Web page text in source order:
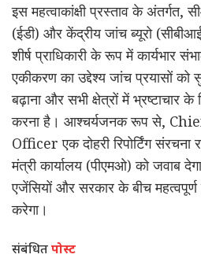
इस महत्वाकांक्षी प्रस्ताव के अंतर्गत,
(ईडी) और केंद्रीय जांच ब्यूरो
शीर्ष प्राधिकारी के रूप में कार्यभार
एकीकरण का उद्देश्य जांच प्रयासों को
बढ़ाना और सभी क्षेत्रों में भ्रष्टाचार
करना है। आश्चर्यजनक रूप से,
Officer एक दोहरी रिपोर्टिंग
मंत्री कार्यालय (पीएमओ) को जवाब
एजेंसियों और सरकार के बीच
करेगा।
संबंधितपोस्ट